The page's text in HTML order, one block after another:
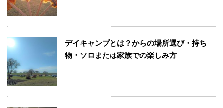
デイキャンプとは？からの場所選び・持ち
物・ソロまたは家族での楽しみ方